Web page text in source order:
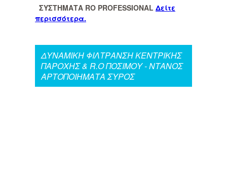
ΣΥΣΤΗΜΑΤΑ RO PROFESSIONAL Δείτε
περισσότερα.
ΔΥΝΑΜΙΚΗ ΦΙΛΤΡΑΝΣΗ ΚΕΝΤΡΙΚΗΣ
ΠΑΡΟΧΗΣ & R.O ΠΟΣΙΜΟΥ - ΝΤΑΝΟΣ
ΑΡΤΟΠΟΙΗΜΑΤΑ ΣΥΡΟΣ